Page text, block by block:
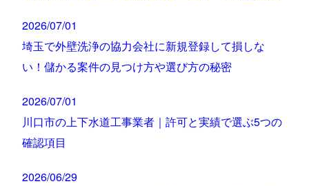
2026/07/01
埼玉で外壁洗浄の協力会社に新規登録して損しな
い！儲かる案件の見つけ方や選び方の秘密
2026/07/01
川口市の上下水道工事業者｜許可と実績で選ぶ5つの
確認項目
2026/06/29